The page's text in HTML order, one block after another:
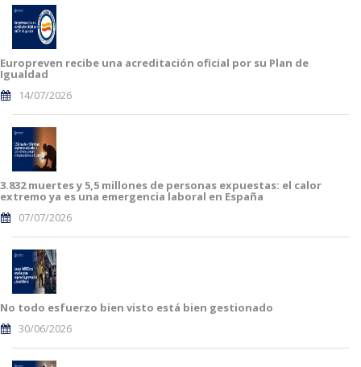
Europreven recibe una acreditación oficial por su Plan de
Igualdad
14/07/2026
3.832 muertes y 5,5 millones de personas expuestas: el calor
extremo ya es una emergencia laboral en España
07/07/2026
No todo esfuerzo bien visto está bien gestionado
30/06/2026